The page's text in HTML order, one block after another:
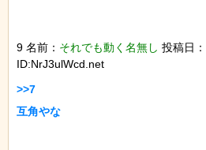
9 名前： それでも動く名無し 投稿日
ID:NrJ3ulWcd.net
>>7
互角やな